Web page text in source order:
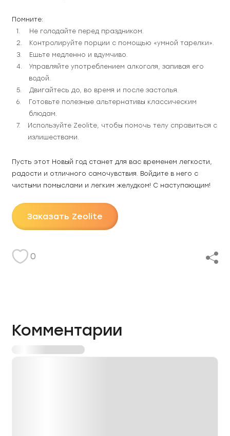
Помните:
Не голодайте перед праздником.
Контролируйте порции с помощью «умной тарелки».
Ешьте медленно и вдумчиво.
Управляйте употреблением алкоголя, запивая его
водой.
Двигайтесь до, во время и после застолья.
Готовьте полезные альтернативы классическим
блюдам.
Используйте Zeolite, чтобы помочь телу справиться с
излишествами.
Пусть этот Новый год станет для вас временем легкости,
радости и отличного самочувствия. Войдите в него с
чистыми помыслами и легким желудком! С наступающим!
Заказать Zeolite
0
Комментарии